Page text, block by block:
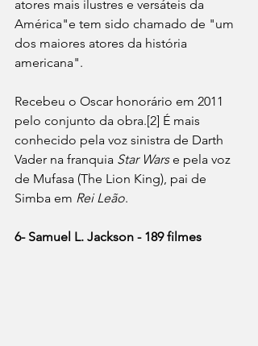
atores mais ilustres e versáteis da
América"e tem sido chamado de "um
dos maiores atores da história
americana".
Recebeu o Oscar honorário em 2011
pelo conjunto da obra.[2] É mais
conhecido pela voz sinistra de Darth
Vader na franquia Star Wars e pela voz
de Mufasa (The Lion King), pai de
Simba em Rei Leão.
6- Samuel L. Jackson - 189 filmes